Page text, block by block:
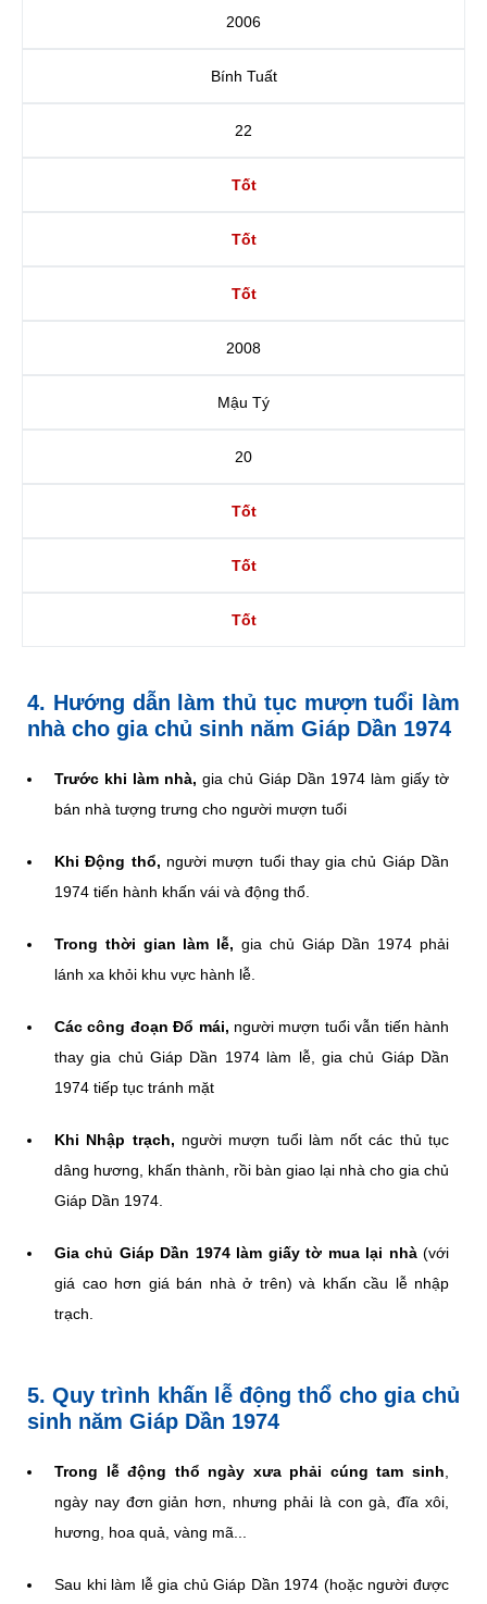
2006
Bính Tuất
22
Tốt
Tốt
Tốt
2008
Mậu Tý
20
Tốt
Tốt
Tốt
4. Hướng dẫn làm thủ tục mượn tuổi làm
nhà cho gia chủ sinh năm Giáp Dần 1974
Trước khi làm nhà, gia chủ Giáp Dần 1974 làm giấy tờ
bán nhà tượng trưng cho người mượn tuổi
Khi Động thổ, người mượn tuổi thay gia chủ Giáp Dần
1974 tiến hành khấn vái và động thổ.
Trong thời gian làm lễ, gia chủ Giáp Dần 1974 phải
lánh xa khỏi khu vực hành lễ.
Các công đoạn Đổ mái, người mượn tuổi vẫn tiến hành
thay gia chủ Giáp Dần 1974 làm lễ, gia chủ Giáp Dần
1974 tiếp tục tránh mặt
Khi Nhập trạch, người mượn tuổi làm nốt các thủ tục
dâng hương, khấn thành, rồi bàn giao lại nhà cho gia chủ
Giáp Dần 1974.
Gia chủ Giáp Dần 1974 làm giấy tờ mua lại nhà(với
giá cao hơn giá bán nhà ở trên) và khấn cầu lễ nhập
trạch.
5. Quy trình khấn lễ động thổ cho gia chủ
sinh năm Giáp Dần 1974
Trong lễ động thổ ngày xưa phải cúng tam sinh
ngày nay đơn giản hơn, nhưng phải là con gà, đĩa xôi,
hương, hoa quả, vàng mã...
Sau khi làm lễ gia chủ Giáp Dần 1974 (hoặc người được